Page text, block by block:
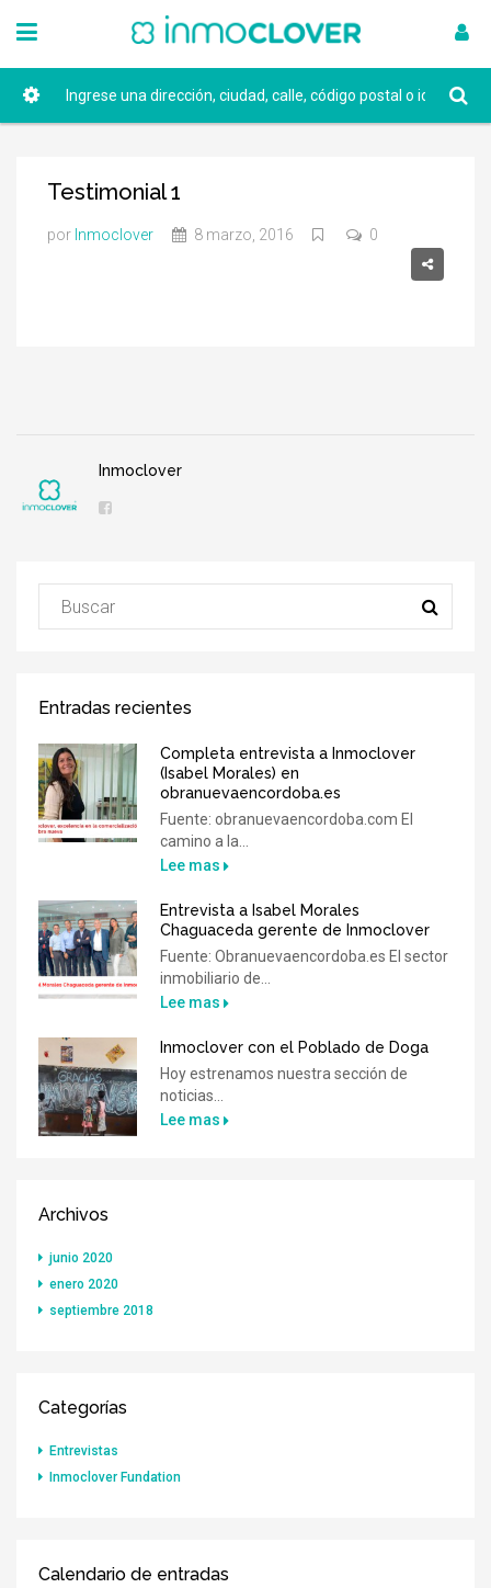
Testimonial 1
por Inmoclover 8 marzo, 2016 0
Inmoclover
Entradas recientes
Completa entrevista a Inmoclover
(Isabel Morales) en
obranuevaencordoba.es
Fuente: obranuevaencordoba.com El
camino a la...
Lee mas
Entrevista a Isabel Morales
Chaguaceda gerente de Inmoclover
Fuente: Obranuevaencordoba.es El sector
inmobiliario de...
Lee mas
Inmoclover con el Poblado de Doga
Hoy estrenamos nuestra sección de
noticias...
Lee mas
Archivos
junio 2020
enero 2020
septiembre 2018
Categorías
Entrevistas
Inmoclover Fundation
Calendario de entradas